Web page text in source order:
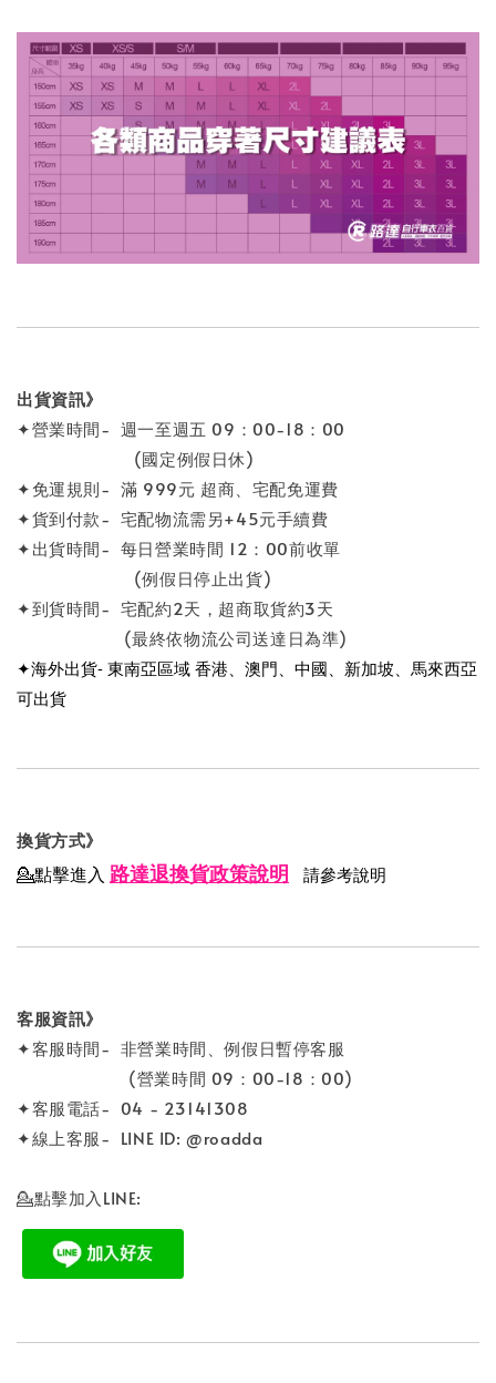
出貨資訊》
✦營業時間- 週一至週五 09：00-18：00
(國定例假日休)
✦免運規則- 滿 999元 超商、宅配免運費
✦貨到付款- 宅配物流需另+45元手續費
✦出貨時間- 每日營業時間 12：00前收單
(例假日停止出貨)
✦到貨時間- 宅配約2天，超商取貨約3天
(最終依物流公司送達日為準)
✦海外出貨- 東南亞區域 香港、澳門、中國、新加坡、馬來西亞
可出貨
換貨方式》
💁點擊進入 路達退換貨政策說明 請參考說明
客服資訊》
✦客服時間- 非營業時間、例假日暫停客服
(營業時間 09：00-18：00)
✦客服電話- 04 - 23141308
✦線上客服- LINE ID: @roadda
💁點擊加入LINE: